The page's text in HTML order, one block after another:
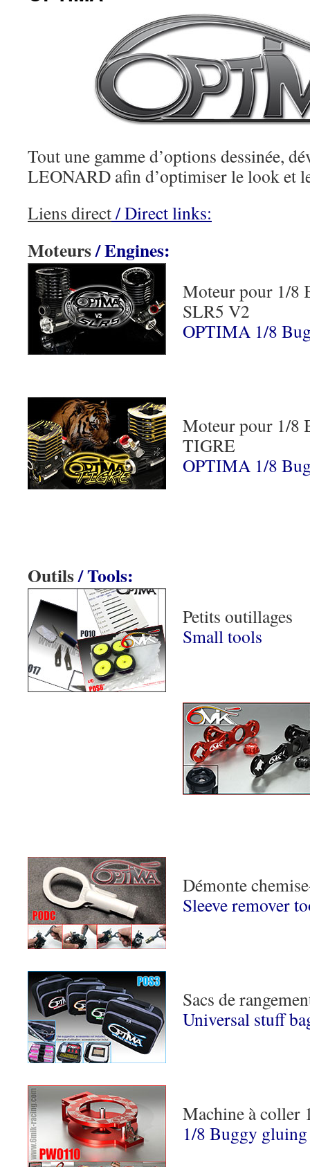
Tout une gamme d’options dessinée,
LEONARD afin d’optimiser le look et
Liens direct/ Direct links:
Moteurs/ Engines:
Moteur pour 1/8
SLR5 V2
OPTIMA 1/8
Moteur pour 1/8
TIGRE
OPTIMA 1/8
Outils/ Tools:
Petits outillages
Small tools
Démonte
Sleeve remover
Sacs de
Universal stuff
Machine à coller
1/8 Buggy